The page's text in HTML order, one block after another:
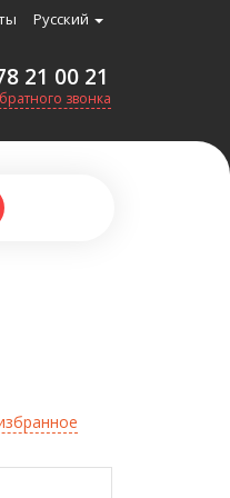
Русский
21 00 21
звонка